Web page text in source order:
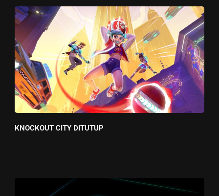
KNOCKOUT CITY DITUTUP